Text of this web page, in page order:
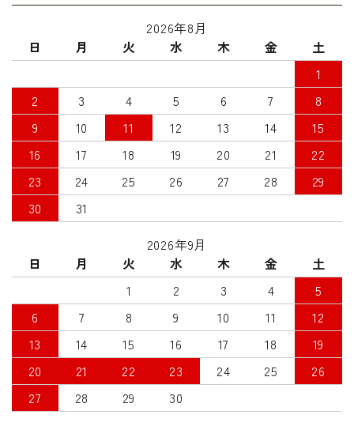
2026年8月
日
月 火 水 木 金
土
1
2
3 4 5 6 7
8
9
10 11 12 13 14
15
16
17 18 19 20 21
22
23
24 25 26 27 28
29
30
31
2026年9月
日
月 火 水 木 金
土
1
2 3 4
5
6
7 8 9 10 11
12
13
14 15 16 17 18
19
20
21 22 23 24 25
26
27
28 29 30